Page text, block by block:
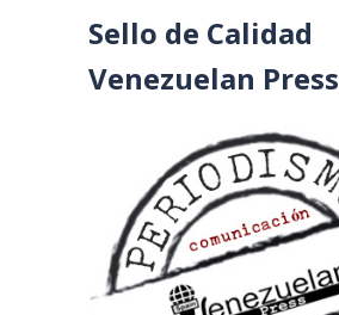
Sello de Calidad
Venezuelan Press